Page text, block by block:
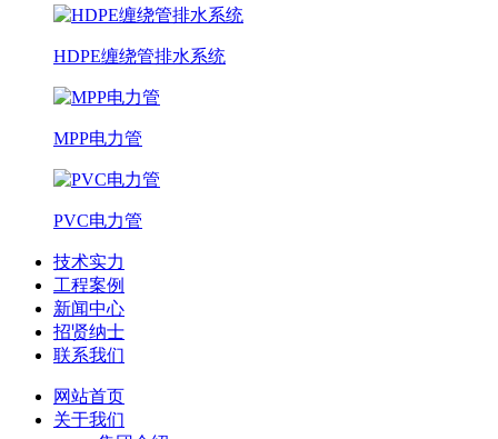
HDPE缠绕管排水系统
MPP电力管
PVC电力管
技术实力
工程案例
新闻中心
招贤纳士
联系我们
网站首页
关于我们